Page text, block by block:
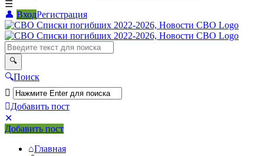
ВходРегистрация
СВО
Списки
погибших
2022-
2026,
Новости
СВО
Поиск
Добавить пост
Мобильное
меню
Добавить пост
Главная